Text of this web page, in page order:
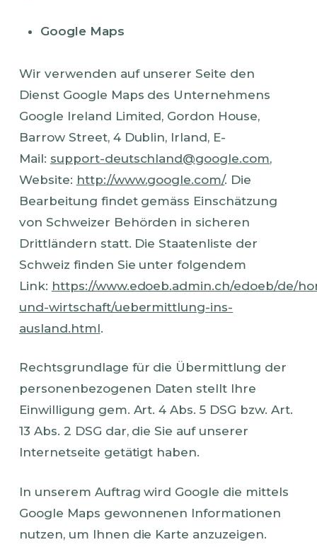
Google Maps
Wir verwenden auf unserer Seite den
Dienst Google Maps des Unternehmens
Google Ireland Limited, Gordon House,
Barrow Street, 4 Dublin, Irland, E-
Mail: support-deutschland@google.com,
Website: http://www.google.com/. Die
Bearbeitung findet gemäss Einschätzung
von Schweizer Behörden in sicheren
Drittländern statt. Die Staatenliste der
Schweiz finden Sie unter folgendem
Link: https://www.edoeb.admin.ch/edoeb/de/
und-wirtschaft/uebermittlung-ins-
ausland.html.
Rechtsgrundlage für die Übermittlung der
personenbezogenen Daten stellt Ihre
Einwilligung gem. Art. 4 Abs. 5 DSG bzw. Art.
13 Abs. 2 DSG dar, die Sie auf unserer
Internetseite getätigt haben.
In unserem Auftrag wird Google die mittels
Google Maps gewonnenen Informationen
nutzen, um Ihnen die Karte anzuzeigen.